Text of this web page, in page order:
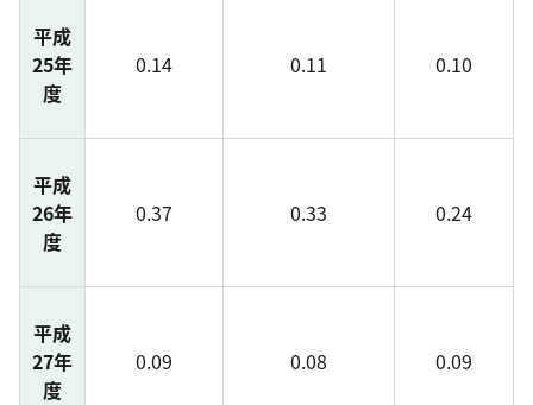
平成
25年
度
0.14 0.11 0.10
平成
26年
度
0.37 0.33 0.24
平成
27年
度
0.09 0.08 0.09